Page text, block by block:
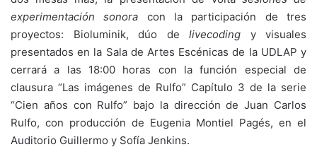
experimentación sonora con la participación de tres
proyectos: Bioluminik, dúo de livecoding y visuales
presentados en la Sala de Artes Escénicas de la UDLAP y
cerrará a las 18:00 horas con la función especial de
clausura “Las imágenes de Rulfo” Capítulo 3 de la serie
“Cien años con Rulfo” bajo la dirección de Juan Carlos
Rulfo, con producción de Eugenia Montiel Pagés, en el
Auditorio Guillermo y Sofía Jenkins.